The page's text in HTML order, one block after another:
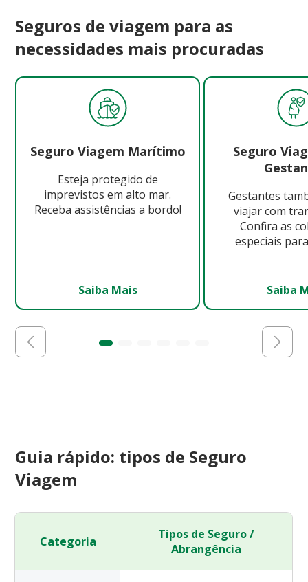
Seguros de viagem para as
necessidades mais procuradas
Seguro Viagem Marítimo
Esteja protegido de
imprevistos em alto mar.
Receba assistências a bordo!
Saiba Mais
Seguro
Gestantes
viajar com
Confira as
especiais
Saiba
Guia rápido: tipos de Seguro
Viagem
Categoria
Tipos de Seguro /
Abrangência